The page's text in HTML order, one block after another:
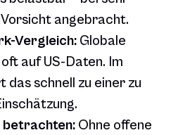
angebracht.
Vergleich: Globale
auf US-Daten. Im
das schnell zu einer zu
betrachten: Ohne offene